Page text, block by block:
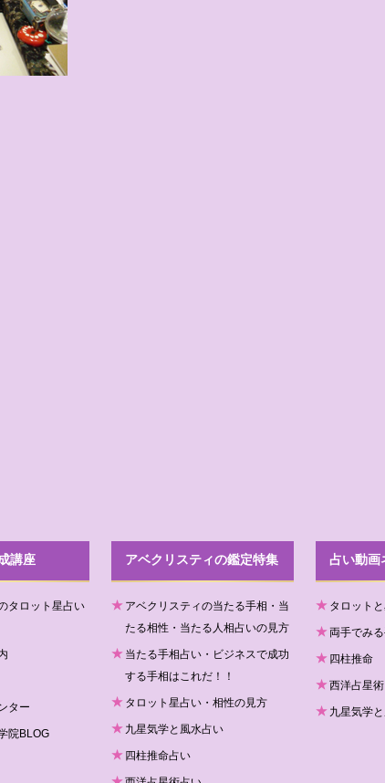
講座
タロット星占い
ター
院BLOG
アベクリスティの鑑定特集
アベクリスティの当たる手相・当
たる相性・当たる人相占いの見方
当たる手相占い・ビジネスで成功
する手相はこれだ！！
タロット星占い・相性の見方
九星気学と風水占い
四柱推命占い
占い動画
タロット
両手でみ
四柱推命
西洋占星術
九星気学